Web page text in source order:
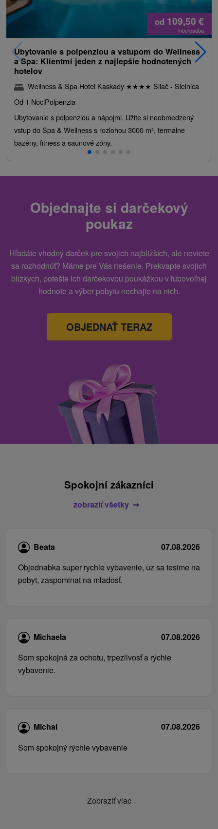
od 109,50 €
/noc/osoba
Ubytovanie s polpenziou a vstupom do Wellness
a Spa: Klientmi jeden z najlepšie hodnotených
hotelov
Wellness & Spa Hotel Kaskady ★★★★ Sliač - Sielnica
Od 1 NociPolpenzia
Ubytovanie s polpenziou a nápojmi. Užite si neobmedzený
vstup do Spa & Wellness s rozlohou 3000 m², termálne
bazény, fitness a saunové zóny.
Objednajte si darčekový
poukaz
Hľadáte vhodný darček pre svojich najbližších, ale neviete
sa rozhodnúť? Máme pre Vás riešenie. Prekvapte svojich
blízkych, potešte ich darčekovou poukážkou v ľubovoľnej
hodnote a výber pobytu nechajte na nich.
OBJEDNAŤ TERAZ
Spokojní zákazníci
zobraziť všetky
Beata
07.08.2026
Objednabka super rychle vybavenie, uz sa tesime na
pobyt, zaspominat na mladosť.
Michaela
07.08.2026
Som spokojná za ochotu, trpezlivosť a rýchle
vybavenie.
Michal
07.08.2026
Som spokojný rýchle vybavenie
Zobraziť viac